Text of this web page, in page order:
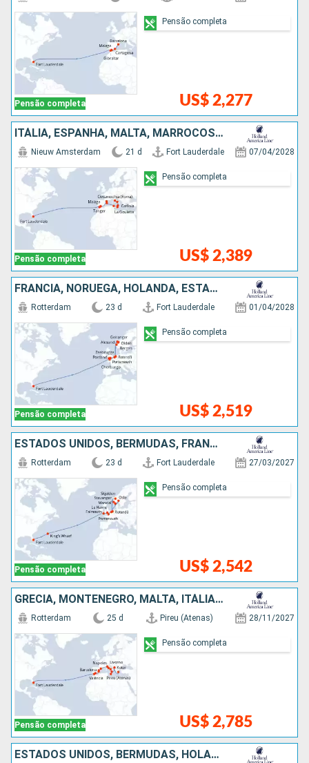
Pensão completa US$ 2,277
Pensão completa
ITÁLIA, ESPANHA, MALTA, MARROCOS, TUNÍSIA, ESTADOS UNIDOS
Pensão completa
Nieuw Amsterdam 21 d Fort Lauderdale 07/04/2028
US$ 2,389
Pensão completa
FRANCIA, NORUEGA, HOLANDA, ESTADOS UNIDOS, BÉLGICA
Pensão completa
Rotterdam 23 d Fort Lauderdale 01/04/2028
US$ 2,519
Pensão completa
ESTADOS UNIDOS, BERMUDAS, FRANCIA, BÉLGICA, HOLANDA, NORUEGA
Pensão completa
Rotterdam 23 d Fort Lauderdale 27/03/2027
US$ 2,542
Pensão completa
GRÉCIA, MONTENEGRO, MALTA, ITÁLIA, ESPANHA, MARROCOS, ESTADOS UNIDOS
Pensão completa
Rotterdam 25 d Pireu (Atenas) 28/11/2027
US$ 2,785
Pensão completa
ESTADOS UNIDOS, BERMUDAS, HOLANDA, MARROCOS, PORTUGAL